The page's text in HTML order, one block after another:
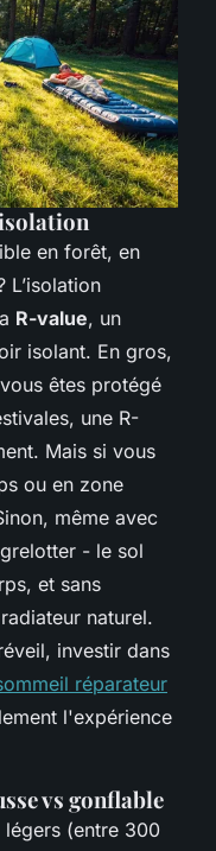
en forêt, en
L’isolation
R-value, un
isolant. En gros,
êtes protégé
une R-
Mais si vous
ou en zone
même avec
- le sol
et sans
naturel.
investir dans
réparateur
l'expérience
vs gonflable
légers (entre 300